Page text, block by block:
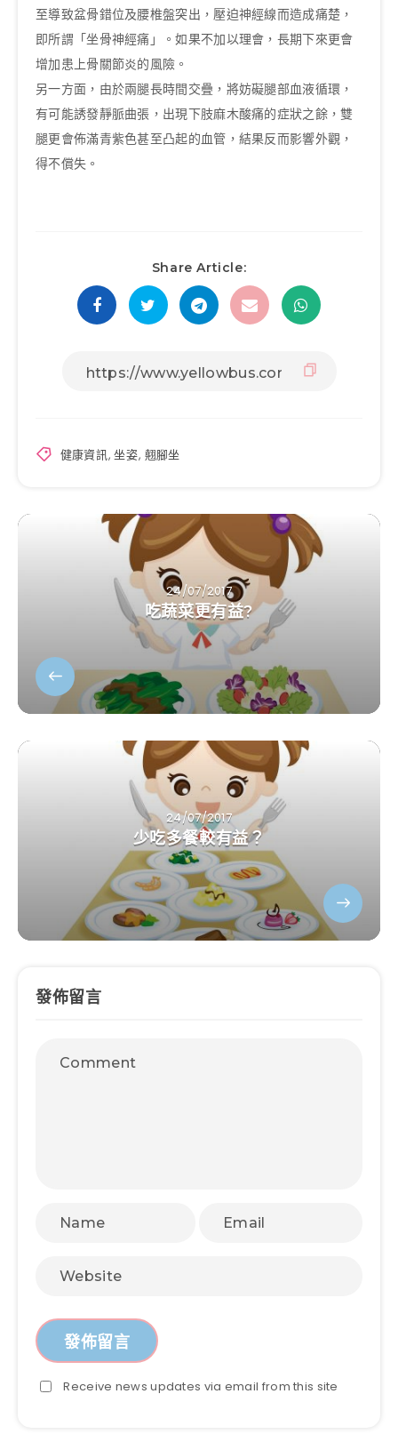
至導致盆骨錯位及腰椎盤突出，壓迫神經線而造成痛楚，
即所謂「坐骨神經痛」。如果不加以理會，長期下來更會
增加患上骨關節炎的風險。
另一方面，由於兩腿長時間交疊，將妨礙腿部血液循環，
有可能誘發靜脈曲張，出現下肢麻木酸痛的症狀之餘，雙
腿更會佈滿青紫色甚至凸起的血管，結果反而影響外觀，
得不償失。
Share Article:
健康資訊,坐姿, 翹腳坐
24/07/2017
吃蔬菜更有益?
24/07/2017
少吃多餐較有益？
發佈留言
Receive news updates via email from this site